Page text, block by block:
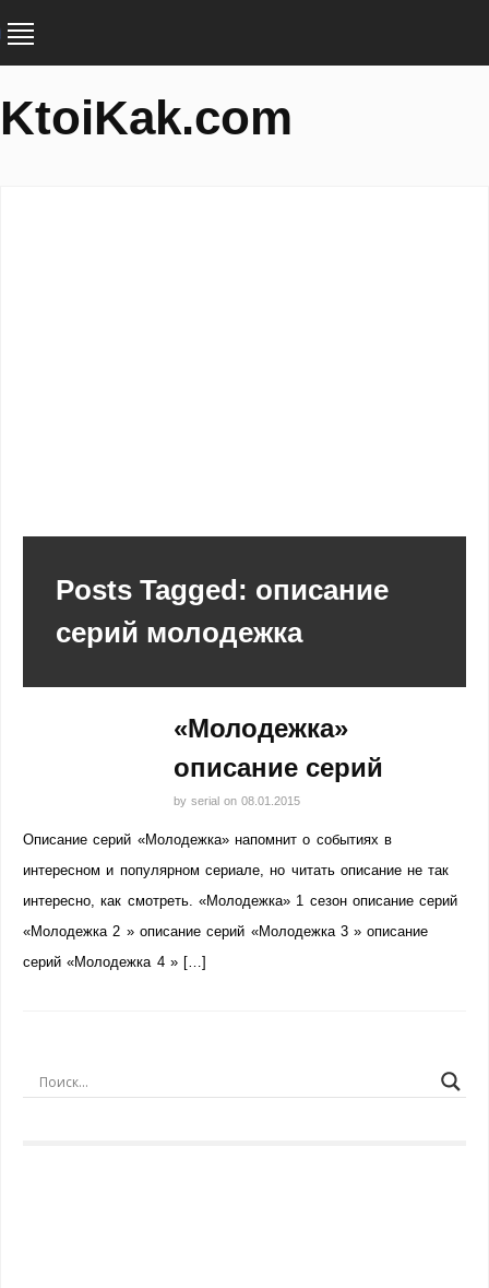
KtoiKak.com
Posts Tagged: описание
серий молодежка
«Молодежка»
описание серий
by serial on 08.01.2015
Описание серий «Молодежка» напомнит о событиях в
интересном и популярном сериале, но читать описание не так
интересно, как смотреть. «Молодежка» 1 сезон описание серий
«Молодежка 2 » описание серий «Молодежка 3 » описание
серий «Молодежка 4 » […]